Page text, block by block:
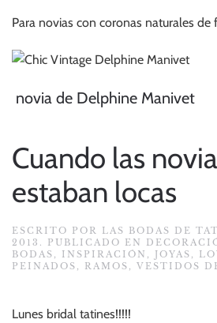
Para novias con coronas naturales de
novia de Delphine Manivet
Cuando las
estaban locas
ESCRITO POR LAS BODAS DE
2013 . PUBLICADO EN
BODAS , INSPIRACIÓN , JOYAS ,
PEINADOS , RAMOS , VESTIDOS
Lunes bridal tatines!!!!!